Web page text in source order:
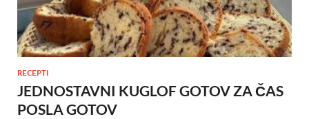
RECEPTI
JEDNOSTAVNI KUGLOF GOTOV ZA ČAS
POSLA GOTOV